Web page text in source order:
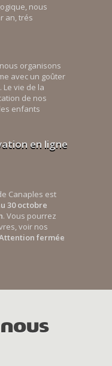
nous
an, trés
organisons
avec un goûter
vie de la
de nos
enfants
en ligne
Canaples est
30 octobre
. Vous pourrez
voir nos
fermée